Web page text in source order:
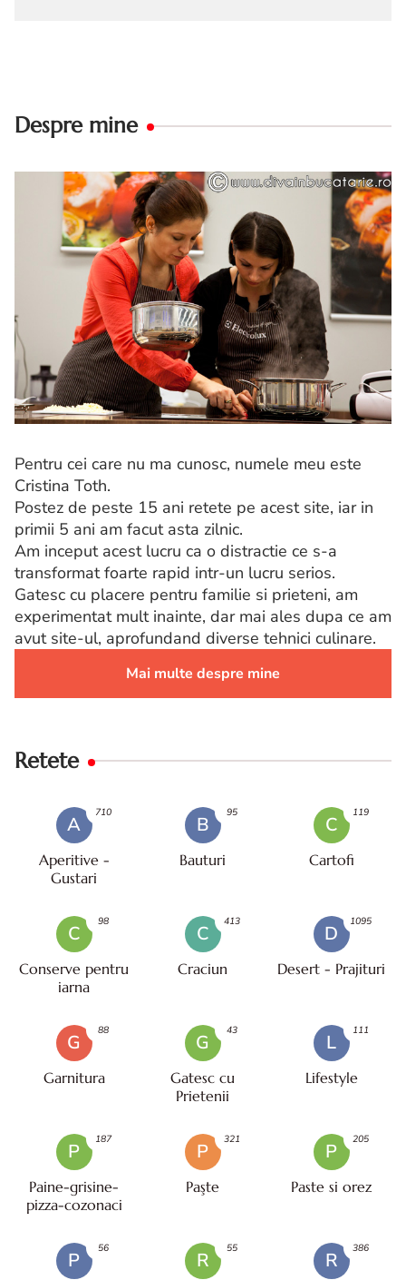
Despre mine
Pentru cei care nu ma cunosc, numele meu este
Cristina Toth.
Postez de peste 15 ani retete pe acest site, iar in
primii 5 ani am facut asta zilnic.
Am inceput acest lucru ca o distractie ce s-a
transformat foarte rapid intr-un lucru serios.
Gatesc cu placere pentru familie si prieteni, am
experimentat mult inainte, dar mai ales dupa ce am
avut site-ul, aprofundand diverse tehnici culinare.
Mai multe despre mine
Retete
A
Aperitive -
Gustari
710
B
Bauturi
95
C
Cartofi
119
C
Conserve pentru
iarna
98
C
Craciun
413
D
Desert - Prajituri
1095
G
Garnitura
88
G
Gatesc cu
Prietenii
43
L
Lifestyle
111
P
Paine-grisine-
pizza-cozonaci
187
P
Paşte
321
P
Paste si orez
205
P
56
R
55
R
386